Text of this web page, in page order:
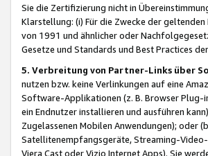
Sie die Zertifizierung nicht in
Klarstellung: (i) Für die Zwecke der
von 1991 und ähnlicher oder
Gesetze und Standards und Best Practices
5. Verbreitung von Partner-Links über
nutzen bzw. keine Verlinkungen auf eine
Software-Applikationen (z. B. Browser Plug-
ein Endnutzer installieren und ausführen
Zugelassenen Mobilen Anwendungen); oder
Satellitenempfangsgeräte, Streaming-Video-
Viera Cast oder Vizio Internet Apps). Sie